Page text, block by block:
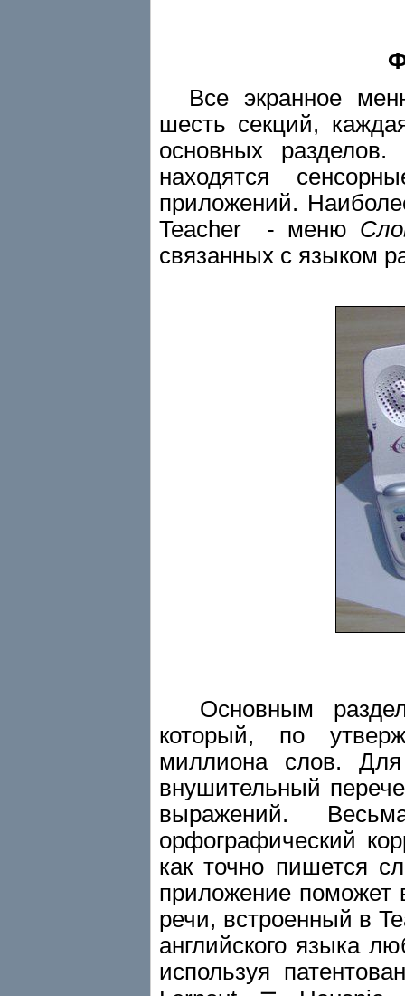
Все экранное
шесть секций,
основных
находятся
приложений.
Teacher - меню
связанных с языком
Основным
который, по
миллиона слов.
внушительный
выражений.
орфографический
как точно пишется
приложение поможет
речи, встроенный в
английского языка
используя